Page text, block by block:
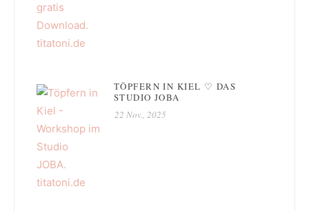
TÖPFERN IN KIEL ♡ DAS
STUDIO JOBA
22 Nov., 2025